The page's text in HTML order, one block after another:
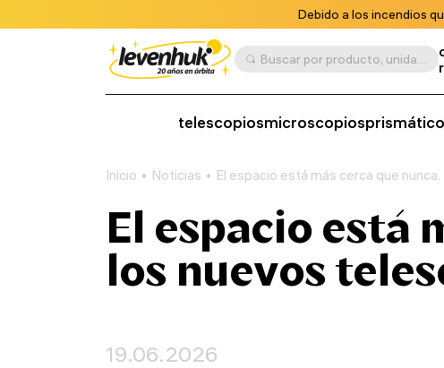
Debido a los incendios
Buscar por producto, unidad de almacenamiento, categoría, etc.
telescopiosmicroscopios
Inicio Noticias El espacio está más cerca que
El espacio está
los nuevos
19.06.2026